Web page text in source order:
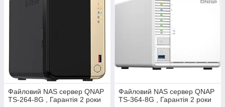
Файловий NAS сервер QNAP
TS-264-8G , Гарантія 2 роки
Файловий NAS сервер QNAP
TS-364-8G , Гарантія 2 роки